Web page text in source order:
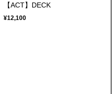
【ACT】DECK
¥12,100